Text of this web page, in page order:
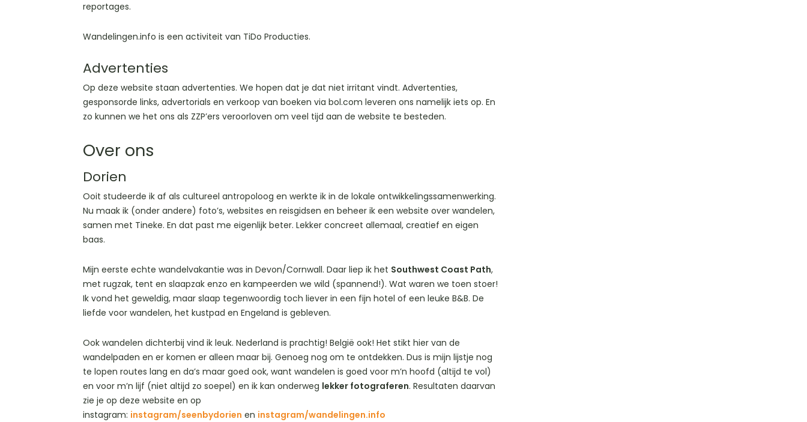
reportages.
Wandelingen.info is een activiteit van TiDo Producties.
Advertenties
Op deze website staan advertenties. We hopen dat je dat niet irritant vindt. Advertenties,
gesponsorde links, advertorials en verkoop van boeken via bol.com leveren ons namelijk iets op. En
zo kunnen we het ons als ZZP’ers veroorloven om veel tijd aan de website te besteden.
Over ons
Dorien
Ooit studeerde ik af als cultureel antropoloog en werkte ik in de lokale ontwikkelingssamenwerking.
Nu maak ik (onder andere) foto’s, websites en reisgidsen en beheer ik een website over wandelen,
samen met Tineke. En dat past me eigenlijk beter. Lekker concreet allemaal, creatief en eigen
baas.
Mijn eerste echte wandelvakantie was in Devon/Cornwall. Daar liep ik het Southwest Coast Path,
met rugzak, tent en slaapzak enzo en kampeerden we wild (spannend!). Wat waren we toen stoer!
Ik vond het geweldig, maar slaap tegenwoordig toch liever in een fijn hotel of een leuke B&B. De
liefde voor wandelen, het kustpad en Engeland is gebleven.
Ook wandelen dichterbij vind ik leuk. Nederland is prachtig! België ook! Het stikt hier van de
wandelpaden en er komen er alleen maar bij. Genoeg nog om te ontdekken. Dus is mijn lijstje nog
te lopen routes lang en da’s maar goed ook, want wandelen is goed voor m’n hoofd (altijd te vol)
en voor m’n lijf (niet altijd zo soepel) en ik kan onderweg lekker fotograferen. Resultaten daarvan
zie je op deze website en op
instagram: instagram/seenbydorien en instagram/wandelingen.info